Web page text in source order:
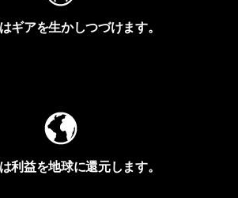
ギアを生かしつづけます。
利益を地球に還元します。